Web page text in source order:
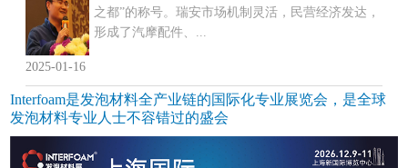
之都”的称号。瑞安市场机制灵活，民营经济发达，
形成了汽摩配件、...
2025-01-16
Interfoam是发泡材料全产业链的国际化专业展览会，是全球
发泡材料专业人士不容错过的盛会